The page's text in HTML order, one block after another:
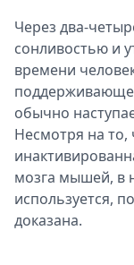
Через два-
сонливостью и
времени
обычно
Несмотря на то,
мозга мышей, в
используется,
доказана.